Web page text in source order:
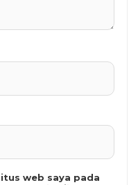
web saya pada